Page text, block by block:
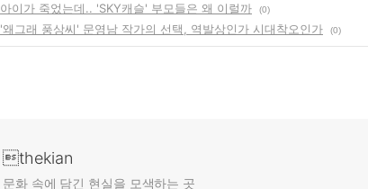
아이가 죽었는데.. 'SKY캐슬' 부모들은 왜 이럴까
(0)
'왜그래 풍상씨' 문영남 작가의 선택, 역발상인가 시대착오인가
(0)
thekian
문화 속에 담긴 현실을 모색하는 곳